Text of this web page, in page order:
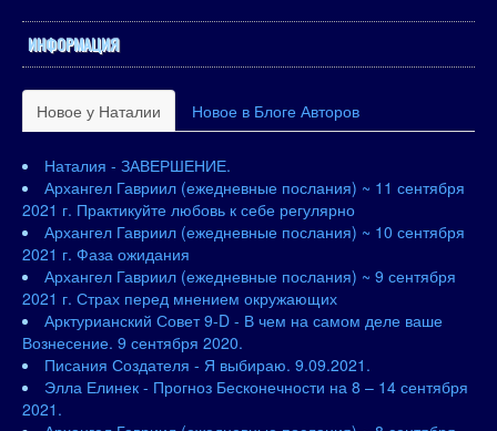
ИНФОРМАЦИЯ
Новое у Наталии Новое в Блоге Авторов
Наталия - ЗАВЕРШЕНИЕ.
Архангел Гавриил (ежедневные послания) ~ 11 сентября
2021 г. Практикуйте любовь к себе регулярно
Архангел Гавриил (ежедневные послания) ~ 10 сентября
2021 г. Фаза ожидания
Архангел Гавриил (ежедневные послания) ~ 9 сентября
2021 г. Страх перед мнением окружающих
Арктурианский Совет 9-D - В чем на самом деле ваше
Вознесение. 9 сентября 2020.
Писания Создателя - Я выбираю. 9.09.2021.
Элла Елинек - Прогноз Бесконечности на 8 – 14 сентября
2021.